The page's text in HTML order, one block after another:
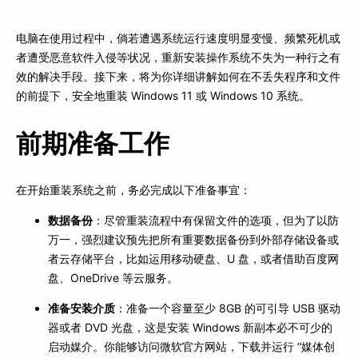
电脑在使用过程中，倘若遭遇系统运行速度明显变慢、频繁死机或
者遭受恶意软件入侵等状况，重新安装操作系统不失为一种行之有
效的解决手段。接下来，将为你详细讲解如何在不丢失程序和文件
的前提下，安全地重装 Windows 11 或 Windows 10 系统。
前期准备工作
在开始重装系统之前，务必完成以下准备事宜：
数据备份：尽管重装流程中有保留文件的选项，但为了以防
万一，强烈建议预先把所有重要数据备份到外部存储设备或
者云存储平台，比如运用移动硬盘、U 盘，或者借助百度网
盘、OneDrive 等云服务。
准备安装介质 ：准备一个容量至少 8GB 的可引导 USB 驱动
器或者 DVD 光盘，这是安装 Windows 新副本必不可少的
启动媒介。你能够访问微软官方网站，下载并运行 “媒体创